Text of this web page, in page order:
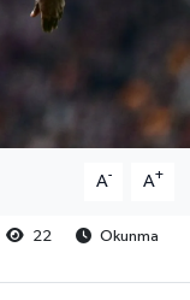
A- A+
22
Okunma